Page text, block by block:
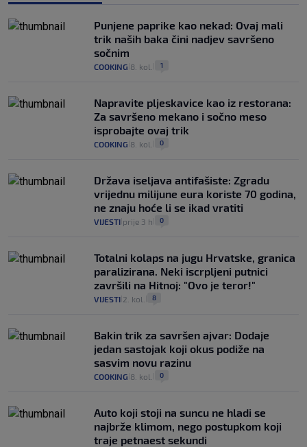
Punjene paprike kao nekad: Ovaj mali
trik naših baka čini nadjev savršeno
sočnim
COOKING 8. kol. 1
Napravite pljeskavice kao iz restorana:
Za savršeno mekano i sočno meso
isprobajte ovaj trik
COOKING 8. kol. 0
Država iseljava antifašiste: Zgradu
vrijednu milijune eura koriste 70 godina,
ne znaju hoće li se ikad vratiti
VIJESTI prije 3 h 0
Totalni kolaps na jugu Hrvatske, granica
paralizirana. Neki iscrpljeni putnici
završili na Hitnoj: "Ovo je teror!"
VIJESTI 2. kol. 8
Bakin trik za savršen ajvar: Dodaje
jedan sastojak koji okus podiže na
sasvim novu razinu
COOKING 8. kol. 0
Auto koji stoji na suncu ne hladi se
najbrže klimom, nego postupkom koji
traje petnaest sekundi